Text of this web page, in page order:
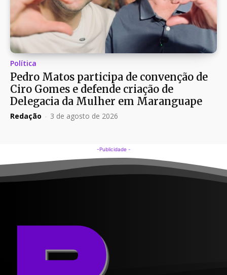
Política
Pedro Matos participa de convenção de
Ciro Gomes e defende criação de
Delegacia da Mulher em Maranguape
Redação - 3 de agosto de 2026
-Publicidade -